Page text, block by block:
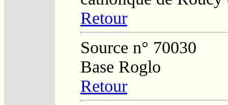
Retour
Source n° 70030
Base Roglo
Retour